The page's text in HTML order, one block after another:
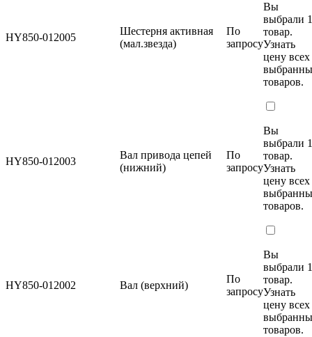
HY850-012005
Шестерня активная
(мал.звезда)
По
запросу
Вы
выбрали 1
товар.
Узнать
цену всех
товаров.
HY850-012003
Вал привода цепей
(нижний)
По
запросу
Вы
выбрали 1
товар.
Узнать
цену всех
товаров.
HY850-012002 Вал (верхний)
По
запросу
Вы
выбрали 1
товар.
Узнать
цену всех
товаров.